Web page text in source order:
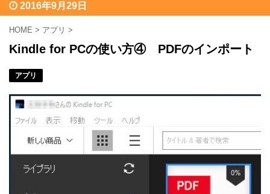
2016年9月29日
HOME > アプリ >
Kindle for PCの使い方④ PDFのインポート
アプリ